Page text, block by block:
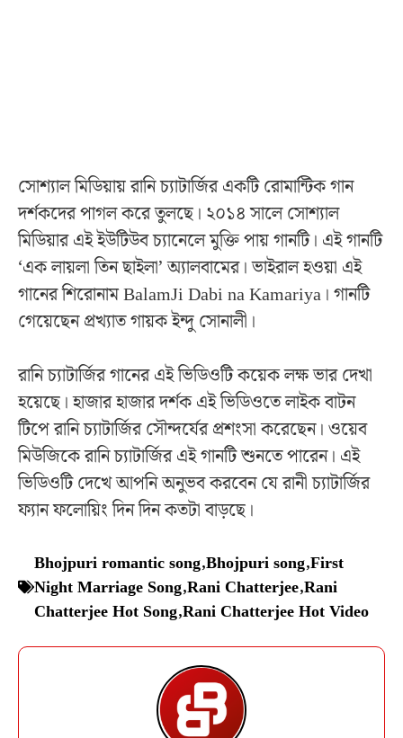
সোশ্যাল মিডিয়ায় রানি চ্যাটার্জির একটি রোমান্টিক গান
দর্শকদের পাগল করে তুলছে। ২০১৪ সালে সোশ্যাল
মিডিয়ার এই ইউটিউব চ্যানেলে মুক্তি পায় গানটি। এই গানটি
‘এক লায়লা তিন ছাইলা’ অ্যালবামের। ভাইরাল হওয়া এই
গানের শিরোনাম BalamJi Dabi na Kamariya। গানটি
গেয়েছেন প্রখ্যাত গায়ক ইন্দু সোনালী।
রানি চ্যাটার্জির গানের এই ভিডিওটি কয়েক লক্ষ ভার দেখা
হয়েছে। হাজার হাজার দর্শক এই ভিডিওতে লাইক বাটন
টিপে রানি চ্যাটার্জির সৌন্দর্যের প্রশংসা করেছেন। ওয়েব
মিউজিকে রানি চ্যাটার্জির এই গানটি শুনতে পারেন। এই
ভিডিওটি দেখে আপনি অনুভব করবেন যে রানী চ্যাটার্জির
ফ্যান ফলোয়িং দিন দিন কতটা বাড়ছে।
Bhojpuri romantic song,Bhojpuri song,First
Night Marriage Song,Rani Chatterjee,Rani
Chatterjee Hot Song,Rani Chatterjee Hot Video